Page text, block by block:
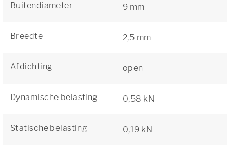
Buitendiameter 9 mm
Breedte 2,5 mm
Afdichting open
Dynamische belasting 0,58 kN
Statische belasting 0,19 kN